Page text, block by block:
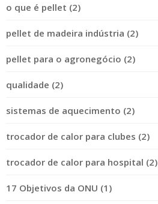
o que é pellet (2)
pellet de madeira indústria (2)
pellet para o agronegócio (2)
qualidade (2)
sistemas de aquecimento (2)
trocador de calor para clubes (2)
trocador de calor para hospital (2)
17 Objetivos da ONU (1)